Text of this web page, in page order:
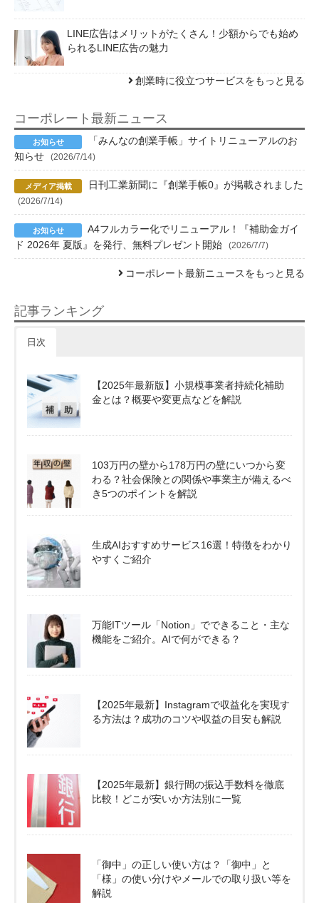
LINE広告はメリットがたくさん！少額からでも始め
られるLINE広告の魅力
創業時に役立つサービスをもっと見る
コーポレート最新ニュース
「みんなの創業手帳」サイトリニューアルのお
知らせ
(2026/7/14)
日刊工業新聞に『創業手帳0』が掲載されました
(2026/7/14)
A4フルカラー化でリニューアル！『補助金ガイ
ド 2026年 夏版』を発行、無料プレゼント開始
(2026/7/7)
コーポレート最新ニュースをもっと見る
記事ランキング
日次
【2025年最新版】小規模事業者持続化補助
金とは？概要や変更点などを解説
103万円の壁から178万円の壁にいつから変
わる？社会保険との関係や事業主が備えるべ
き5つのポイントを解説
生成AIおすすめサービス16選！特徴をわかり
やすくご紹介
万能ITツール「Notion」でできること・主な
機能をご紹介。AIで何ができる？
【2025年最新】Instagramで収益化を実現す
る方法は？成功のコツや収益の目安も解説
【2025年最新】銀行間の振込手数料を徹底
比較！どこが安いか方法別に一覧
「御中」の正しい使い方は？「御中」と
「様」の使い分けやメールでの取り扱い等を
解説